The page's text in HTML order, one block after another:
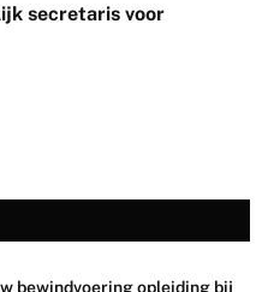
secretaris voor
bewindvoering opleiding bij